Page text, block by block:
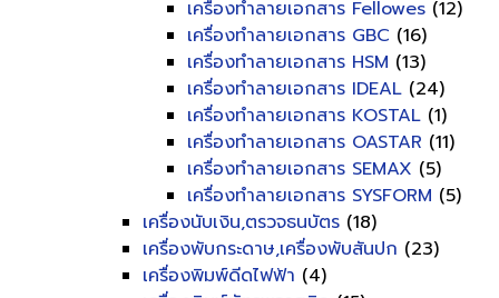
เครื่องทำลายเอกสาร Fellowes (12)
เครื่องทำลายเอกสาร GBC (16)
เครื่องทำลายเอกสาร HSM (13)
เครื่องทำลายเอกสาร IDEAL (24)
เครื่องทำลายเอกสาร KOSTAL (1)
เครื่องทำลายเอกสาร OASTAR (11)
เครื่องทำลายเอกสาร SEMAX (5)
เครื่องทำลายเอกสาร SYSFORM (5)
เครื่องนับเงิน,ตรวจธนบัตร (18)
เครื่องพับกระดาษ,เครื่องพับสันปก (23)
เครื่องพิมพ์ดีดไฟฟ้า (4)